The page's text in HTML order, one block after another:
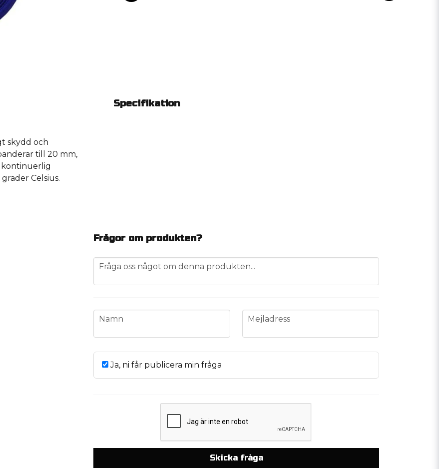
skydd och
till 20 mm,
kontinuerlig
Celsius.
Specifikation
Frågor om produkten?
question
Fråga oss något om denna produkten...
name
Namn email
Mejladress
Ja, ni får publicera min fråga
Skicka fråga